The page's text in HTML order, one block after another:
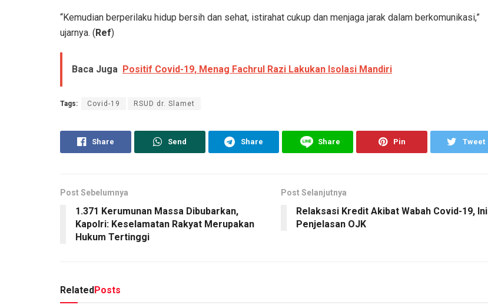
“Kemudian berperilaku hidup bersih dan sehat, istirahat cukup dan menjaga jarak dalam berkomunikasi,”
ujarnya. (Ref)
Baca Juga Positif Covid-19, Menag Fachrul Razi Lakukan Isolasi Mandiri
Tags: Covid-19 RSUD dr. Slamet
Share Send Share Share Pin Tweet
Post Sebelumnya
1.371 Kerumunan Massa Dibubarkan,
Kapolri: Keselamatan Rakyat Merupakan
Hukum Tertinggi
Post Selanjutnya
Relaksasi Kredit Akibat Wabah Covid-19, Ini
Penjelasan OJK
RelatedPosts